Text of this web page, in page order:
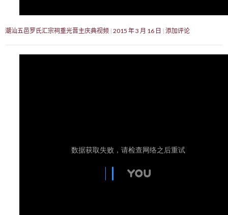
潮汕五邑罗氏汇宗祠重光晋主庆典视频 2015 年 3 月 16 日 添加评论